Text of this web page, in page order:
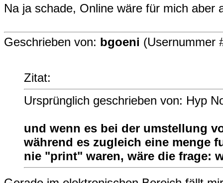
Na ja schade, Online wäre für mich aber
Geschrieben von: bgoeni (Usernummer
Zitat:
Ursprünglich geschrieben von: Hyp
und wenn es bei der umstellung
während es zugleich eine menge
nie "print" waren, wäre die frage: